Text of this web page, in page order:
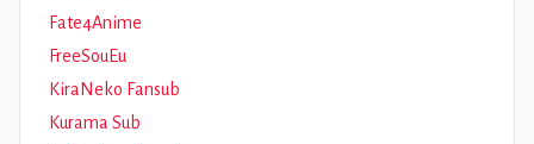
Fate4Anime
FreeSouEu
KiraNeko Fansub
Kurama Sub